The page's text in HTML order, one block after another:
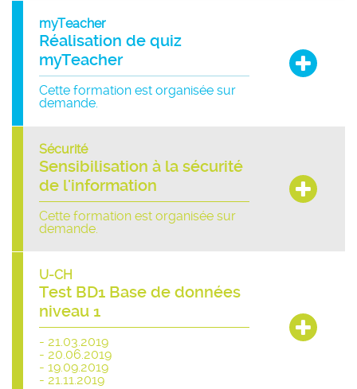
myTeacher
Réalisation de quiz
myTeacher
Cette formation est organisée sur
demande.
Sécurité
Sensibilisation à la sécurité
de l'information
Cette formation est organisée sur
demande.
U-CH
Test BD1 Base de données
niveau 1
- 21.03.2019
- 20.06.2019
- 19.09.2019
- 21.11.2019